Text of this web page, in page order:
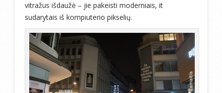
vitražus išdaužė – jie pakeisti moderniais, it
sudarytais iš kompiuterio pikselių.